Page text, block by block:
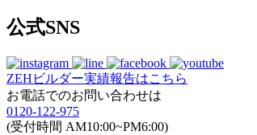
公式SNS
ZEHビルダー実績報告はこちら
お電話でのお問い合わせは
0120-122-975
(受付時間 AM10:00~PM6:00)